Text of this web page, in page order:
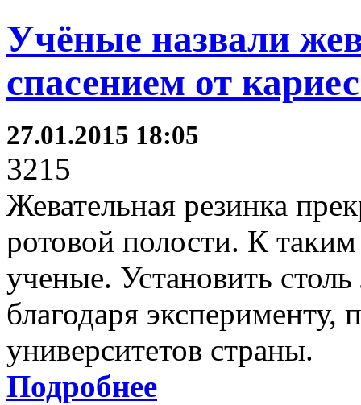
Учёные назвали
спасением от
27.01.2015 18:05
3215
Жевательная резинка
ротовой полости. К
ученые. Установить
благодаря эксперименту,
университетов страны.
Подробнее